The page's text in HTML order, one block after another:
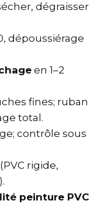
dégraisser
dépoussiérage
en 1–2
fines; ruban
total.
contrôle sous
rigide,
peinture PVC